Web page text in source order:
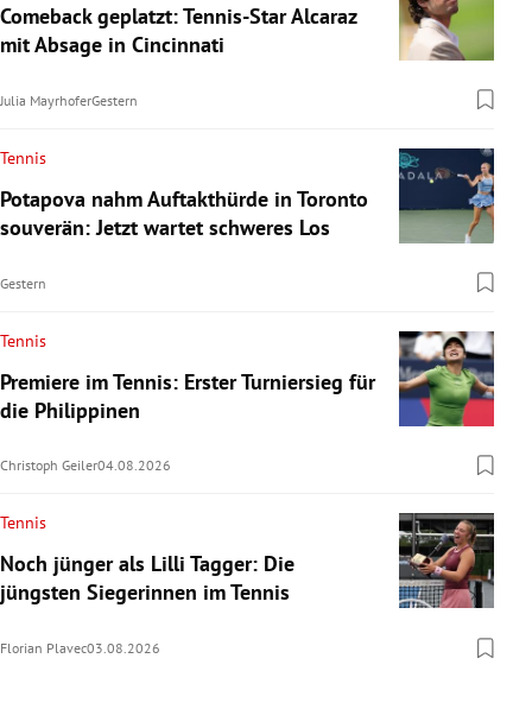
Comeback geplatzt: Tennis-Star Alcaraz
mit Absage in Cincinnati
Julia MayrhoferGestern
Tennis
Potapova nahm Auftakthürde in Toronto
souverän: Jetzt wartet schweres Los
Gestern
Tennis
Premiere im Tennis: Erster Turniersieg für
die Philippinen
Christoph Geiler04.08.2026
Tennis
Noch jünger als Lilli Tagger: Die
jüngsten Siegerinnen im Tennis
Florian Plavec03.08.2026